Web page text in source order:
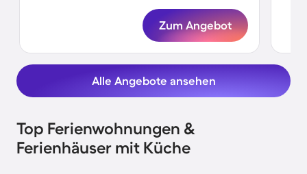
Zum Angebot
Alle Angebote ansehen
Top Ferienwohnungen &
Ferienhäuser mit Küche